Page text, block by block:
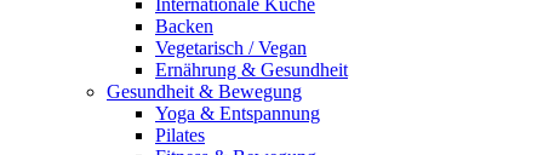
Internationale Küche
Backen
Vegetarisch / Vegan
Ernährung & Gesundheit
Gesundheit & Bewegung
Yoga & Entspannung
Pilates